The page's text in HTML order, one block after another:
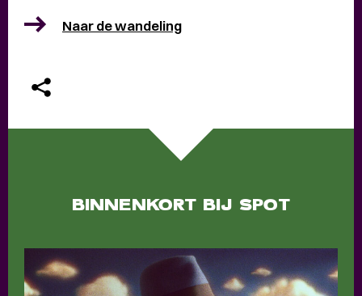
Naar de wandeling
BINNENKORT BIJ SPOT